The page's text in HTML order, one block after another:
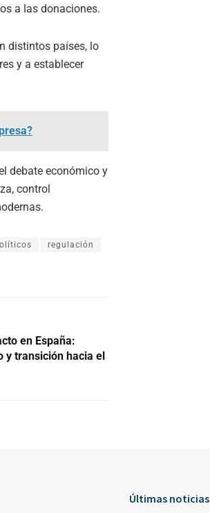
a las donaciones.
distintos países, lo
y a establecer
debate económico y
control
regulación
en España:
y transición hacia el
Últimas noticias